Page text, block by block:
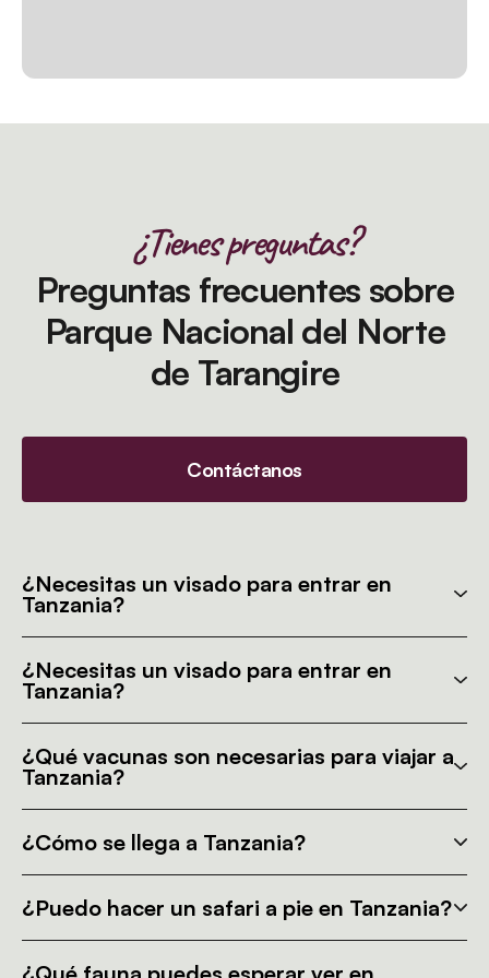
¿Tienes preguntas?
Preguntas frecuentes sobre
Parque Nacional del Norte
de Tarangire
Contáctanos
¿Necesitas un visado para entrar en
Tanzania?
¿Necesitas un visado para entrar en
Tanzania?
¿Qué vacunas son necesarias para viajar a
Tanzania?
¿Cómo se llega a Tanzania?
¿Puedo hacer un safari a pie en Tanzania?